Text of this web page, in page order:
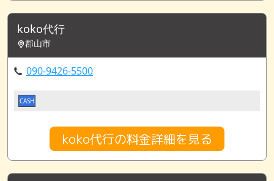
koko代行
郡山市
090-9426-5500
CASH
koko代行の料金詳細を見る